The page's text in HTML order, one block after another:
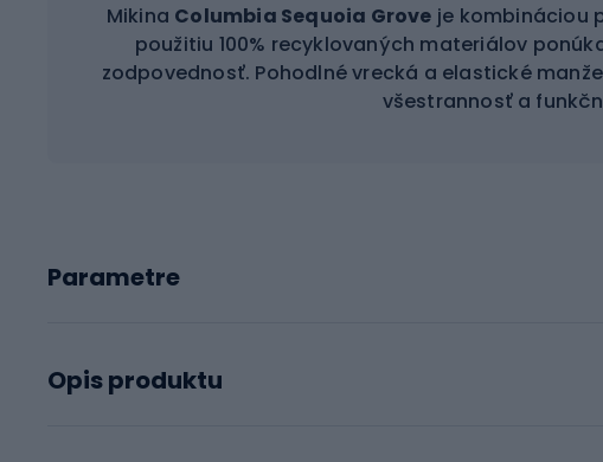
Mikina Columbia Sequoia Grove je kombináciou
použitiu 100% recyklovaných materiálov
zodpovednosť. Pohodlné vrecká a elastické
všestrannosť a
Parametre
Opis produktu